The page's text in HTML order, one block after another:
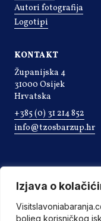
Izjava o
boljeg korisničkog
Autori fotografija
Logotipi
KONTAKT
Županijska 4
31000 Osijek
Hrvatska
+385 (0) 31 214 852
info@tzosbarzup.hr